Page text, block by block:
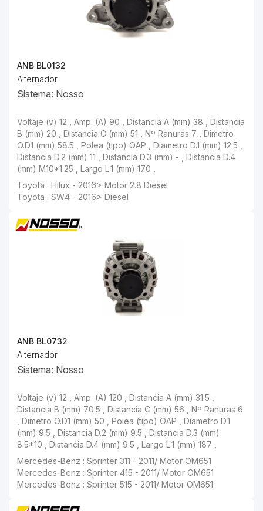
ANB BL0132
Alternador
Sistema: Nosso
Voltaje (v) 12 , Amp. (A) 90 , Distancia A (mm) 38 , Distancia
B (mm) 20 , Distancia C (mm) 51 , Nº Ranuras 7 , Dimetro
O.D1 (mm) 58.5 , Polea (tipo) OAP , Diametro D.1 (mm) 12.5 ,
Distancia D.2 (mm) 11 , Distancia D.3 (mm) - , Distancia D.4
(mm) M10*1.25 , Largo L.1 (mm) 170 ,
Toyota : Hilux - 2016> Motor 2.8 Diesel
Toyota : SW4 - 2016> Diesel
ANB BL0732
Alternador
Sistema: Nosso
Voltaje (v) 12 , Amp. (A) 120 , Distancia A (mm) 31.5 ,
Distancia B (mm) 70.5 , Distancia C (mm) 56 , Nº Ranuras 6
, Dimetro O.D1 (mm) 50 , Polea (tipo) OAP , Diametro D.1
(mm) 9.5 , Distancia D.2 (mm) 9.5 , Distancia D.3 (mm)
8.5*10 , Distancia D.4 (mm) 9.5 , Largo L.1 (mm) 187 ,
Mercedes-Benz : Sprinter 311 - 2011/ Motor OM651
Mercedes-Benz : Sprinter 415 - 2011/ Motor OM651
Mercedes-Benz : Sprinter 515 - 2011/ Motor OM651